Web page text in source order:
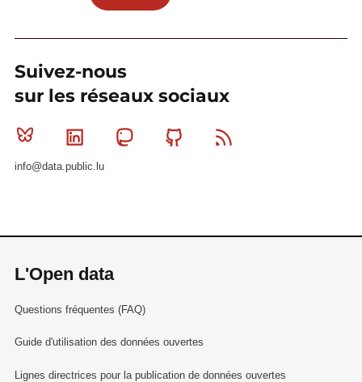
Suivez-nous
sur les réseaux sociaux
Bluesky Linkedin MastodonGithub
info@data.public.lu
L'Open data
Questions fréquentes (FAQ)
Guide d'utilisation des données ouvertes
Lignes directrices pour la publication de données ouvertes